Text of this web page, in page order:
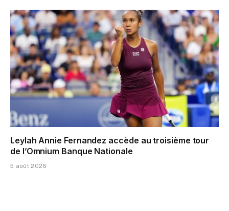
Leylah Annie Fernandez accède au troisième tour
de l’Omnium Banque Nationale
5 août 2026